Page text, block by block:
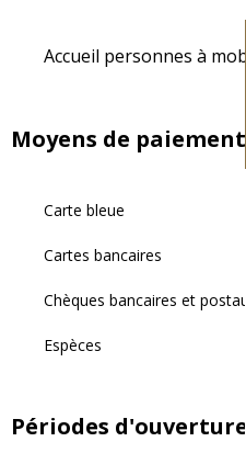
Accueil personnes à
Moyens de paiement
Carte bleue
Cartes bancaires
Chèques bancaires et postaux
Espèces
Périodes d'ouverture